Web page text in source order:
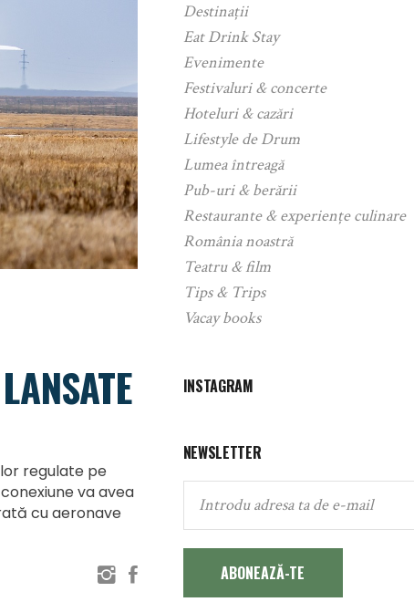
regulate pe
va avea
cu aeronave
Destinații
Eat Drink Stay
Evenimente
Festivaluri & concerte
Hoteluri & cazări
Lifestyle de Drum
Lumea întreagă
Pub-uri & berării
Restaurante & experiențe culinare
România noastră
Teatru & film
Tips & Trips
Vacay books
INSTAGRAM
NEWSLETTER
ABONEAZĂ-TE